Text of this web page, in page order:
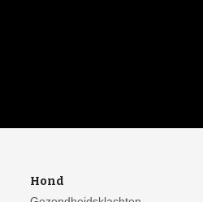
Hond